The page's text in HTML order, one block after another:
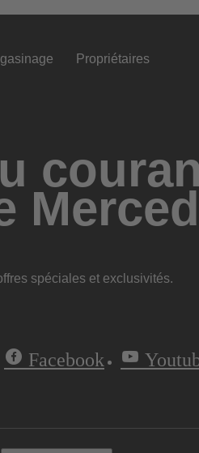
Propriétaires
spéciales et exclusivités.
Facebook